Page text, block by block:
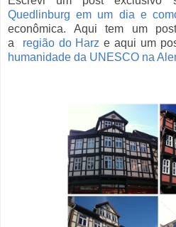
Quedlinburg em um dia e
econômica. Aqui tem um
a
região do Harz e aqui um
humanidade da UNESCO na